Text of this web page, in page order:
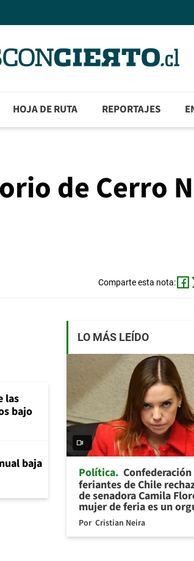
HOJA DE RUTA REPORTAJES
de Cerro
Comparte esta nota:
las
bajo
baja
LO MÁS LEÍDO
Política Confederación
feriantes de Chile
de senadora Camila
mujer de feria es un
Por Cristian Neira